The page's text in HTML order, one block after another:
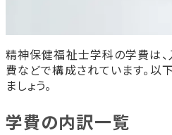
精神保健福祉士学科の学費は、
費などで構成されています。以
ましょう。
学費の内訳一覧